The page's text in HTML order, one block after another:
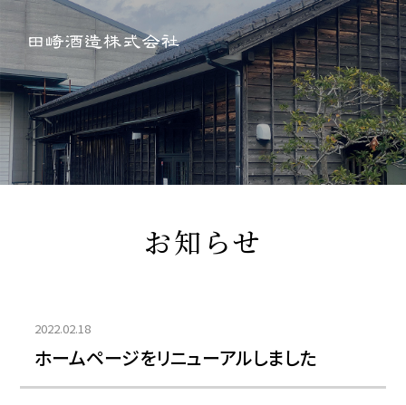
お知らせ
2022.02.18
ホームページをリニューアルしました